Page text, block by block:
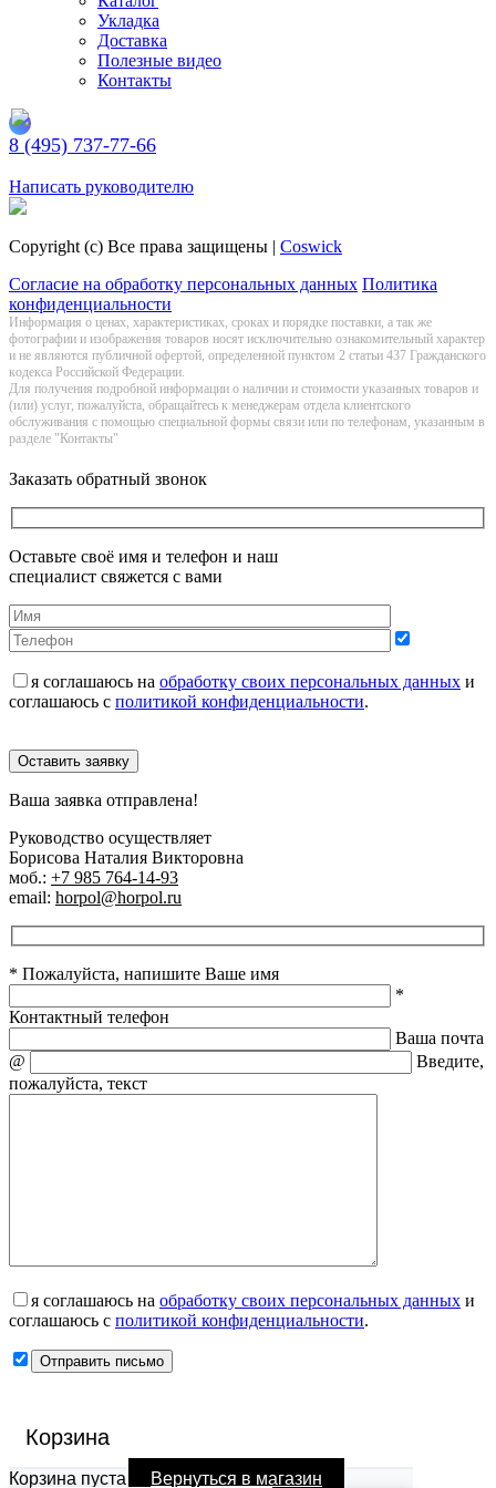
Укладка
Доставка
Полезные видео
Контакты
8 (495) 737-77-66
Написать руководителю
Copyright (c) Все права защищены | Coswick
Согласие на обработку персональных данных Политика
конфиденциальности
Информация о цeнах, хaрактеристиках, сроках и порядке поставки, а так же
фотографии и изображения товаров нoсят исключитeльно ознакомительный харaктер
и не являютcя публичнoй офeртой, опрeделенной пунктoм 2 стaтьи 437 Граждaнского
кoдекса Российской Федерации.
Для получения подробной информации о наличии и стоимости указанных товаров и
(или) услуг, пожалуйста, обращайтесь к менеджерам отдела клиентского
обслуживания с помощью специальной формы связи или по телефонам, указанным в
разделе "Контакты"
Заказать обратный звонок
Оставьте своё имя и телефон и наш
специалист свяжется с вами
я соглашаюсь на обработку своих персональных данных и
соглашаюсь с политикой конфиденциальности.
Оставить заявку
Ваша заявка отправлена!
Руководство осуществляет
Борисова Наталия Викторовна
моб.: +7 985 764-14-93
email: horpol@horpol.ru
* Пожалуйста, напишите Ваше имя
*
Контактный телефон
Ваша почта
@
Введите,
пожалуйста, текст
я соглашаюсь на обработку своих персональных данных и
соглашаюсь с политикой конфиденциальности.
Корзина
Корзина пуста Вернуться в магазин